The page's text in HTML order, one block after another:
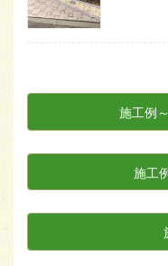
施工例
施工